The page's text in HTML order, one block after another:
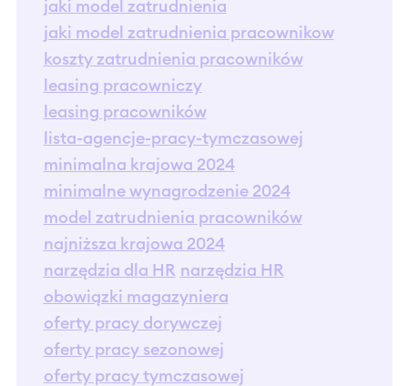
jaki model zatrudnienia
jaki model zatrudnienia pracownikow
koszty zatrudnienia pracowników
leasing pracowniczy
leasing pracowników
lista-agencje-pracy-tymczasowej
minimalna krajowa 2024
minimalne wynagrodzenie 2024
model zatrudnienia pracowników
najniższa krajowa 2024
narzędzia dla HR narzędzia HR
obowiązki magazyniera
oferty pracy dorywczej
oferty pracy sezonowej
oferty pracy tymczasowej